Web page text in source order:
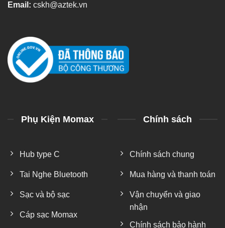
Email: cskh@aztek.vn
Phụ Kiện Momax
Hub type C
Tai Nghe Bluetooth
Sạc và bộ sạc
Cáp sạc Momax
Chính sách
Chính sách chung
Mua hàng và thanh toán
Vận chuyển và giao
nhận
Chính sách bảo hành